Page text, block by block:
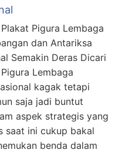
Pigura Lembaga
dan Antariksa
Semakin Deras Dicari
Lembaga
kagak tetapi
saja jadi buntut
aspek strategis yang
saat ini cukup bakal
benda dalam